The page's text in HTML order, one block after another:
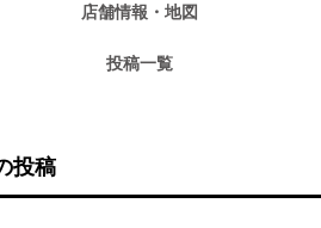
店舗情報・地図
投稿一覧
投稿